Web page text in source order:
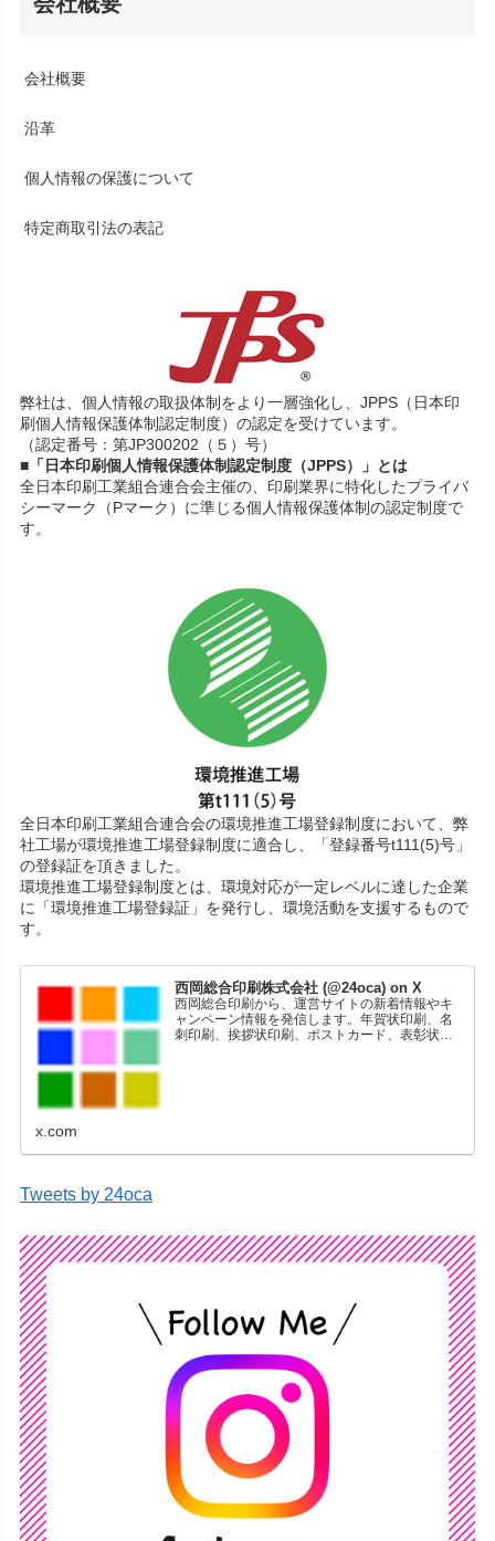
会社概要
沿革
個人情報の保護について
特定商取引法の表記
弊社は、個人情報の取扱体制をより一層強化し、JPPS（日本印
刷個人情報保護体制認定制度）の認定を受けています。
（認定番号：第JP300202（５）号）
■「日本印刷個人情報保護体制認定制度（JPPS）」とは
全日本印刷工業組合連合会主催の、印刷業界に特化したプライバ
シーマーク（Pマーク）に準じる個人情報保護体制の認定制度で
す。
全日本印刷工業組合連合会の環境推進工場登録制度において、弊
社工場が環境推進工場登録制度に適合し、「登録番号t111(5)号」
の登録証を頂きました。
環境推進工場登録制度とは、環境対応が一定レベルに達した企業
に「環境推進工場登録証」を発行し、環境活動を支援するもので
す。
西岡総合印刷株式会社 (@24oca) on X
西岡総合印刷から、運営サイトの新着情報やキ
ャンペーン情報を発信します。年賀状印刷、名
刺印刷、挨拶状印刷、ポストカード、表彰状印
x.com
Tweets by 24oca